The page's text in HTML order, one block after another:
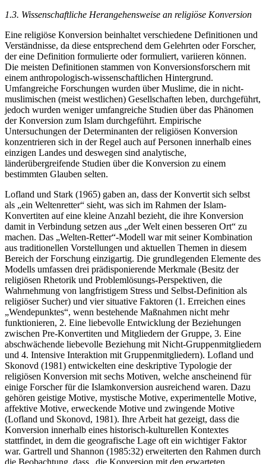
1.3. Wissenschaftliche Herangehensweise an religiöse Konversion
Eine religiöse Konversion beinhaltet verschiedene Definitionen und
Verständnisse, da diese entsprechend dem Gelehrten oder Forscher,
der eine Definition formulierte oder formuliert, variieren können.
Die meisten Definitionen stammen von Konversionsforschern mit
einem anthropologisch-wissenschaftlichen Hintergrund.
Umfangreiche Forschungen wurden über Muslime, die in nicht-
muslimischen (meist westlichen) Gesellschaften leben, durchgeführt,
jedoch wurden weniger umfangreiche Studien über das Phänomen
der Konversion zum Islam durchgeführt. Empirische
Untersuchungen der Determinanten der religiösen Konversion
konzentrieren sich in der Regel auch auf Personen innerhalb eines
einzigen Landes und deswegen sind analytische,
länderübergreifende Studien über die Konversion zu einem
bestimmten Glauben selten.
Lofland und Stark (1965) gaben an, dass der Konvertit sich selbst
als „ein Weltenretter“ sieht, was sich im Rahmen der Islam-
Konvertiten auf eine kleine Anzahl bezieht, die ihre Konversion
damit in Verbindung setzen aus „der Welt einen besseren Ort“ zu
machen. Das „Welten-Retter“-Modell war mit seiner Kombination
aus traditionellen Vorstellungen und aktuellen Themen in diesem
Bereich der Forschung einzigartig. Die grundlegenden Elemente des
Modells umfassen drei prädisponierende Merkmale (Besitz der
religiösen Rhetorik und Problemlösungs-Perspektiven, die
Wahrnehmung von langfristigem Stress und Selbst-Definition als
religiöser Sucher) und vier situative Faktoren (1. Erreichen eines
„Wendepunktes“, wenn bestehende Maßnahmen nicht mehr
funktionieren, 2. Eine liebevolle Entwicklung der Beziehungen
zwischen Pre-Konvertiten und Mitgliedern der Gruppe, 3. Eine
abschwächende liebevolle Beziehung mit Nicht-Gruppenmitgliedern
und 4. Intensive Interaktion mit Gruppenmitgliedern). Lofland und
Skonovd (1981) entwickelten eine deskriptive Typologie der
religiösen Konversion mit sechs Motiven, welche anscheinend für
einige Forscher für die Islamkonversion ausreichend waren. Dazu
gehören geistige Motive, mystische Motive, experimentelle Motive,
affektive Motive, erweckende Motive und zwingende Motive
(Lofland und Skonovd, 1981). Ihre Arbeit hat gezeigt, dass die
Konversion innerhalb eines historisch-kulturellen Kontextes
stattfindet, in dem die geografische Lage oft ein wichtiger Faktor
war. Gartrell und Shannon (1985:32) erweiterten den Rahmen durch
die Beobachtung, dass „die Konversion mit den erwarteten